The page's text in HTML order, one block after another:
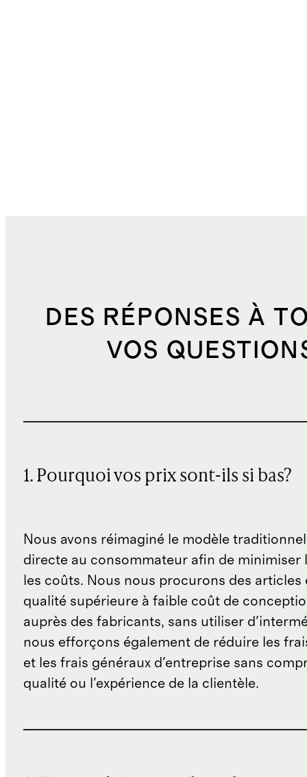
DES RÉPONSES À
VOS
1. Pourquoi vos prix sont-ils si bas?
Nous avons réimaginé le modèle
directe au consommateur afin de minimiser
les coûts. Nous nous procurons des articles
qualité supérieure à faible coût de
auprès des fabricants, sans utiliser
nous efforçons également de réduire les
et les frais généraux d'entreprise sans
qualité ou l'expérience de la clientèle.